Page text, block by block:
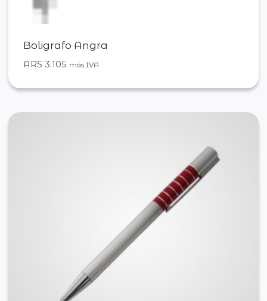
Boligrafo Angra
ARS 3.105 más IVA